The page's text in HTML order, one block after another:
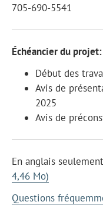
705-690-5541
Échéancier du projet:
Début des
Avis de
2025
Avis de
En anglais
4,46 Mo)
Questions